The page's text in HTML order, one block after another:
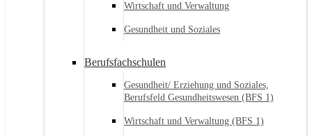
Wirtschaft und Verwaltung
Gesundheit und Soziales
Berufsfachschulen
Gesundheit/ Erziehung und Soziales,
Berufsfeld Gesundheitswesen (BFS 1)
Wirtschaft und Verwaltung (BFS 1)